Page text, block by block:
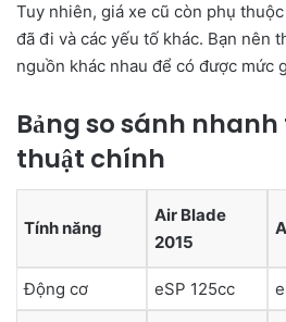
Tuy nhiên, giá xe cũ còn phụ
đã đi và các yếu tố khác. Bạn nên
nguồn khác nhau để có được mức
Bảng so sánh
thuật chính
Tính năng
Air Blade
2015
Động cơ eSP 125cc